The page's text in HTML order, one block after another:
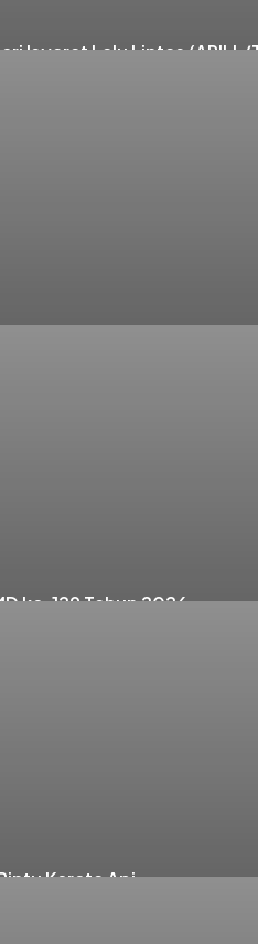
Isyarat Lalu Lintas
ke-129 Tahun 2026
Kereta Api